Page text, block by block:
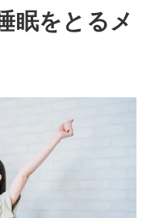
眠をとるメ